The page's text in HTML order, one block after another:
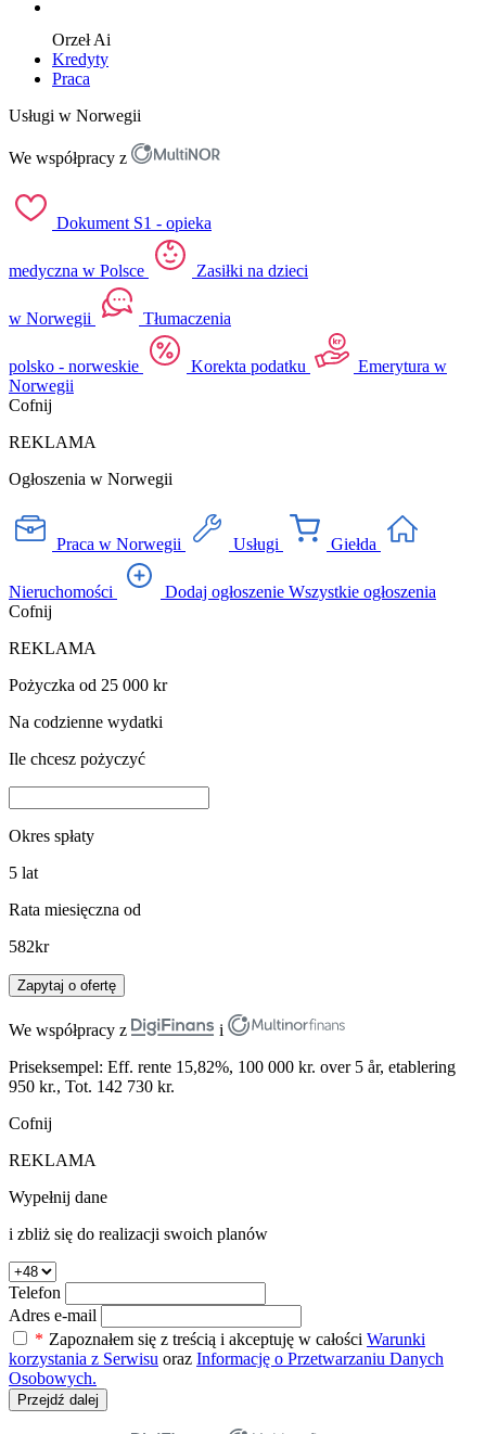
OrzełAi
Kredyty
Praca
Usługi w Norwegii
We współpracy z
Dokument S1 - opieka
medyczna w Polsce Zasiłki na dzieci
w Norwegii Tłumaczenia
polsko - norweskie Korekta podatku
Emerytura w
Norwegii
Cofnij
REKLAMA
Ogłoszenia w Norwegii
Praca w Norwegii Usługi Giełda
Nieruchomości Dodaj ogłoszenie Wszystkie ogłoszenia
Cofnij
REKLAMA
Pożyczka od 25 000 kr
Na codzienne wydatki
Ile chcesz pożyczyć
Okres spłaty
5 lat
Rata miesięczna od
582kr
Zapytaj o ofertę
We współpracy z
i
Priseksempel: Eff. rente 15,82%, 100 000 kr. over 5 år, etablering
950 kr., Tot. 142 730 kr.
Cofnij
REKLAMA
Wypełnij dane
i zbliż się do realizacji swoich planów
Telefon
Adres e-mail
* Zapoznałem się z treścią i akceptuję w całości Warunki
korzystania z Serwisu oraz Informację o Przetwarzaniu Danych
Osobowych.
Przejdź dalej